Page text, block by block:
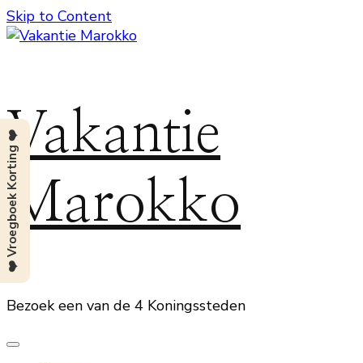
Skip to Content
Vakantie
Marokko
Bezoek een van de 4 Koningssteden
❤️ Vroegboek Korting ❤️